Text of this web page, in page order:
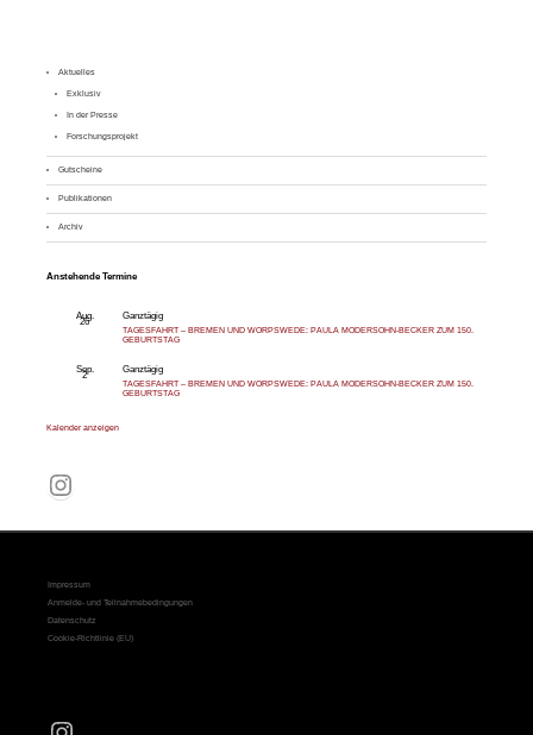
Aktuelles
Exklusiv
In der Presse
Forschungsprojekt
Gutscheine
Publikationen
Archiv
Anstehende Termine
Aug.
26
Ganztägig
TAGESFAHRT – BREMEN UND WORPSWEDE: PAULA MODERSOHN-BECKER ZUM 150.
GEBURTSTAG
Sep.
2
Ganztägig
TAGESFAHRT – BREMEN UND WORPSWEDE: PAULA MODERSOHN-BECKER ZUM 150.
GEBURTSTAG
Kalender anzeigen
Instagram
Impressum
Anmelde- und Teilnahmebedingungen
Datenschutz
Cookie-Richtlinie (EU)